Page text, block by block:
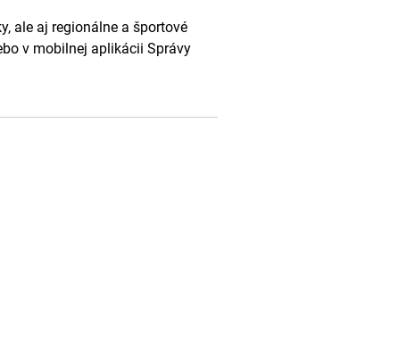
ale aj regionálne a športové
v mobilnej aplikácii Správy